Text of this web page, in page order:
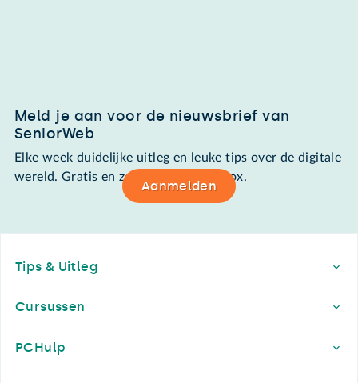
Meld je aan voor de nieuwsbrief van
SeniorWeb
Elke week duidelijke uitleg en leuke tips over de digitale
wereld. Gratis en zomaar in de mailbox.
Aanmelden
Tips & Uitleg
Cursussen
PCHulp